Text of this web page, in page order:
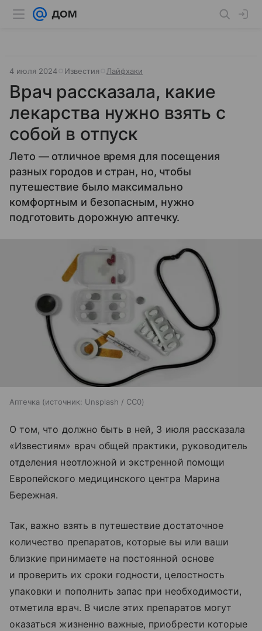
4 июля 2024 Известия Лайфхаки
Врач рассказала, какие
лекарства нужно взять с
собой в отпуск
Лето — отличное время для посещения
разных городов и стран, но, чтобы
путешествие было максимально
комфортным и безопасным, нужно
подготовить дорожную аптечку.
Аптечка источник: Unsplash / CC0
О том, что должно быть в ней, 3 июля рассказала
«Известиям» врач общей практики, руководитель
отделения неотложной и экстренной помощи
Европейского медицинского центра Марина
Бережная.
Так, важно взять в путешествие достаточное
количество препаратов, которые вы или ваши
близкие принимаете на постоянной основе
и проверить их сроки годности, целостность
упаковки и пополнить запас при необходимости,
отметила врач. В числе этих препаратов могут
оказаться жизненно важные, приобрести которые